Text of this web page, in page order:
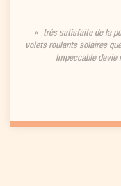
très satisfaite de la
volets roulants solaires
Impeccable devie